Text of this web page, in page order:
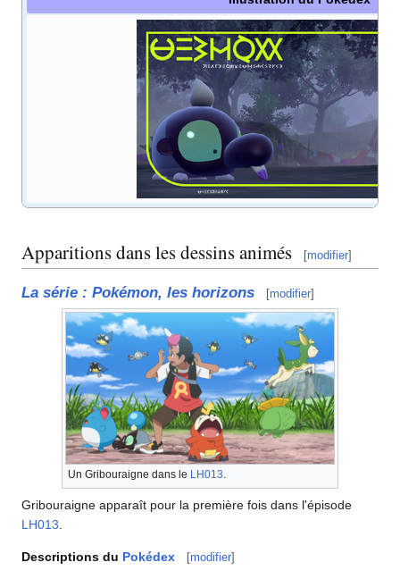
Apparitions dans les dessins animés [modifier]
La série : Pokémon, les horizons [modifier]
Un Gribouraigne dans le LH013
Gribouraigne apparaît pour la première fois dans l'épisode
LH013
Descriptions du Pokédex [modifier]